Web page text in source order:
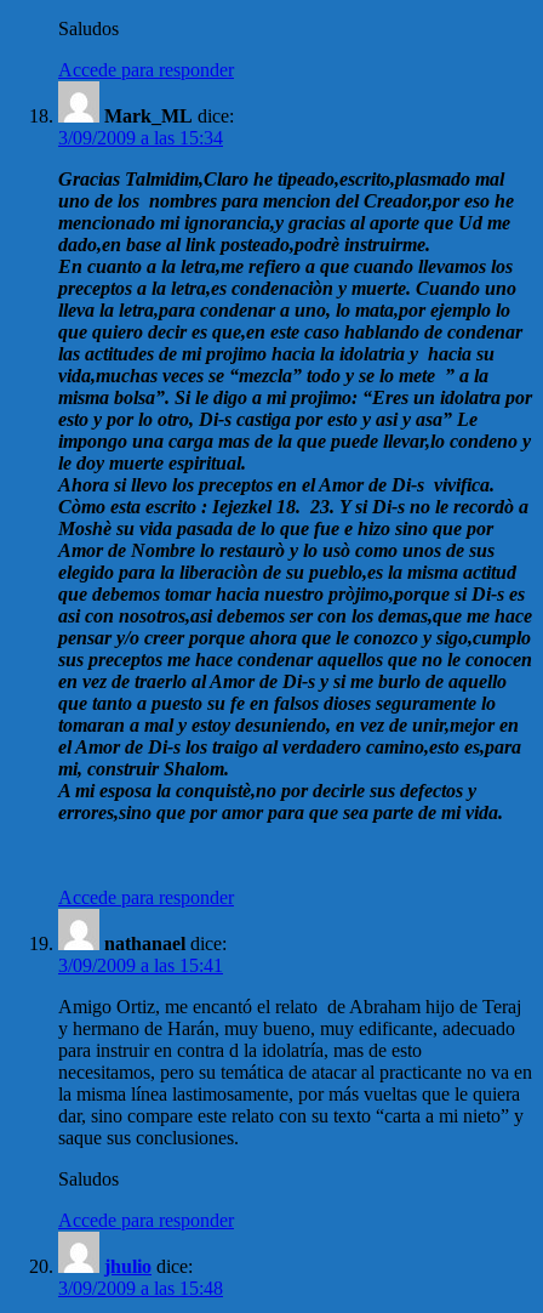
Saludos
Accede para responder
Mark_ML dice:
3/09/2009 a las 15:34
Gracias Talmidim,Claro he tipeado,escrito,plasmado mal
uno de los nombres para mencion del Creador,por eso he
mencionado mi ignorancia,y gracias al aporte que Ud me
dado,en base al link posteado,podrè instruirme.
En cuanto a la letra,me refiero a que cuando llevamos los
preceptos a la letra,es condenaciòn y muerte. Cuando uno
lleva la letra,para condenar a uno, lo mata,por ejemplo lo
que quiero decir es que,en este caso hablando de condenar
las actitudes de mi projimo hacia la idolatria y hacia su
vida,muchas veces se “mezcla” todo y se lo mete ” a la
misma bolsa”. Si le digo a mi projimo: “Eres un idolatra por
esto y por lo otro, Di-s castiga por esto y asi y asa” Le
impongo una carga mas de la que puede llevar,lo condeno y
le doy muerte espiritual.
Ahora si llevo los preceptos en el Amor de Di-s vivifica.
Còmo esta escrito : Iejezkel 18. 23. Y si Di-s no le recordò a
Moshè su vida pasada de lo que fue e hizo sino que por
Amor de Nombre lo restaurò y lo usò como unos de sus
elegido para la liberaciòn de su pueblo,es la misma actitud
que debemos tomar hacia nuestro pròjimo,porque si Di-s es
asi con nosotros,asi debemos ser con los demas,que me hace
pensar y/o creer porque ahora que le conozco y sigo,cumplo
sus preceptos me hace condenar aquellos que no le conocen
en vez de traerlo al Amor de Di-s y si me burlo de aquello
que tanto a puesto su fe en falsos dioses seguramente lo
tomaran a mal y estoy desuniendo, en vez de unir,mejor en
el Amor de Di-s los traigo al verdadero camino,esto es,para
mi, construir Shalom.
A mi esposa la conquistè,no por decirle sus defectos y
errores,sino que por amor para que sea parte de mi vida.
Accede para responder
nathanael dice:
3/09/2009 a las 15:41
Amigo Ortiz, me encantó el relato de Abraham hijo de Teraj
y hermano de Harán, muy bueno, muy edificante, adecuado
para instruir en contra d la idolatría, mas de esto
necesitamos, pero su temática de atacar al practicante no va en
la misma línea lastimosamente, por más vueltas que le quiera
dar, sino compare este relato con su texto “carta a mi nieto” y
saque sus conclusiones.
Saludos
Accede para responder
jhulio dice:
3/09/2009 a las 15:48